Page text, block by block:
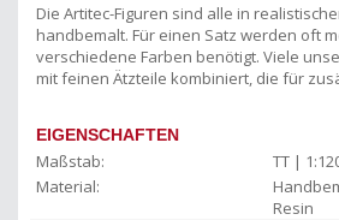
Die Artitec-Figuren sind alle in
handbemalt. Für einen Satz werden oft
verschiedene Farben benötigt. Viele
mit feinen Ätzteile kombiniert, die für
EIGENSCHAFTEN
Maßstab:
TT |
Material:
Resin